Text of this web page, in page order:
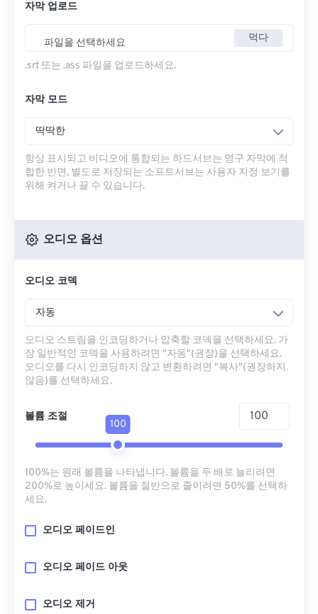
자막 업로드
파일을 선택하세요 먹다
.srt 또는 .ass 파일을 업로드하세요.
자막 모드
딱딱한
항상 표시되고 비디오에 통합되는 하드서브는 영구 자막에 적
합한 반면, 별도로 저장되는 소프트서브는 사용자 지정 보기를
위해 켜거나 끌 수 있습니다.
오디오 옵션
오디오 코덱
자동
오디오 스트림을 인코딩하거나 압축할 코덱을 선택하세요. 가
장 일반적인 코덱을 사용하려면 "자동"(권장)을 선택하세요.
오디오를 다시 인코딩하지 않고 변환하려면 "복사"(권장하지
않음)를 선택하세요.
볼륨 조절
100
100%는 원래 볼륨을 나타냅니다. 볼륨을 두 배로 늘리려면
200%로 높이세요. 볼륨을 절반으로 줄이려면 50%를 선택하
세요.
오디오 페이드인
오디오 페이드 아웃
오디오 제거